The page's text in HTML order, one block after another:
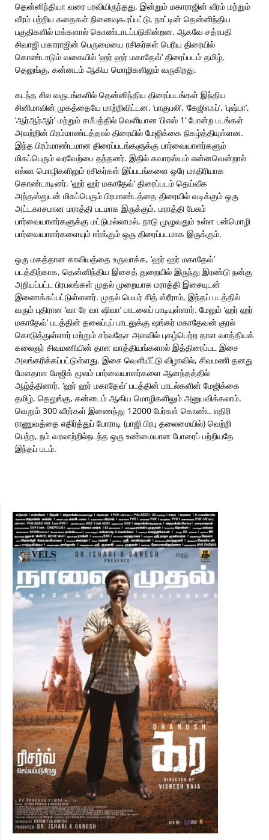
தென்னிந்தியா வரை பரவியிருந்தது. இன்றும் மகாராஜின் வீரம் மற்றும்
வீரம் பற்றிய கதைகள் நினைவுகூரப்பட்டு, நாட்டின் தென்னிந்திய
பகுதிகளில் மக்களால் கொண்டாடப்படுகின்றன. ஆகவே சத்ரபதி
சிவாஜி மகாராஜின் பெருமையை ரசிகர்கள் பெரிய திரையில்
கொண்டாடும் வகையில் ‘ஹர் ஹர் மகாதேவ்’ திரைப்படம் தமிழ்,
தெலுங்கு, கன்னடம் ஆகிய மொழிகளிலும் வருகிறது.
கடந்த சில வருடங்களில் தென்னிந்திய திரைப்படங்கள் இந்திய
சினிமாவின் முகத்தையே மாற்றிவிட்டன. ‘பாகுபலி’, ‘கேஜிஎஃப்’, ‘புஷ்பா’,
‘ஆர்ஆர்ஆர்’ மற்றும் சமீபத்தில் வெளியான ‘பிஎஸ் 1’ போன்ற படங்கள்
அவற்றின் பிரம்மாண்டத்தால் திரையில் மேஜிக்கை நிகழ்த்தியுள்ளன.
இந்த பிரம்மாண்டமான திரைப்படங்களுக்கு பார்வையாளர்களும்
மிகப்பெரும் வரவேற்பை தந்தனர். இதில் சுவாரஸ்யம் என்னவென்றால்
எல்லா மொழிகளிலும் ரசிகர்கள் இப்படங்களை ஒரே மாதிரியாக
கொண்டாடினர். ‘ஹர் ஹர் மகாதேவ்’ திரைப்படம் தெய்வீக
அந்தஸ்துடன் மிகப்பெரும் பிரமாண்டத்தை திரையில் வடிக்கும் ஒரு
அட்டகாசமான மராத்தி படமாக இருக்கும். மராத்தி பேசும்
பார்வையாளர்களுக்கு மட்டுமல்லாமல், நாடு முழுவதும் உள்ள பன்மொழி
பார்வையாளர்களையும் ஈர்க்கும் ஒரு திரைப்படமாக இருக்கும்.
ஒரு மகத்தான காவியத்தை உருவாக்க, ‘ஹர் ஹர் மகாதேவ்’
படத்திற்காக, தென்னிந்திய இசைத் துறையில் இருந்து இரண்டு நன்கு
அறியப்பட்ட பிரபலங்கள் முதல் முறையாக மராத்தி இசையுடன்
இணைக்கப்பட்டுள்ளனர். முதல் பெயர் சித் ஸ்ரீராம், இந்தப் படத்தில்
வரும் புதிரான ‘வா ரே வா ஷிவா’ பாடலைப் பாடியுள்ளார். மேலும் ‘ஹர் ஹர்
மகாதேவ்’ படத்தின் தலைப்புப் பாடலுக்கு ஷங்கர் மகாதேவன் குரல்
கொடுத்துள்ளார் மற்றும் சர்வதேச அளவில் புகழ்பெற்ற தாள வாத்தியக்
கலைஞர் சிவமணியின் தாள வாத்தியங்களால் இத்திரைப்பட இசை
அலங்கரிக்கப்பட்டுள்ளது. இசை வெளியீட்டு விழாவில், சிவமணி தனது
மேளதாள மேஜிக் மூலம் பார்வையாளர்களை ஆனந்தத்தில்
ஆழ்த்தினார். ‘ஹர் ஹர் மகாதேவ்’ படத்தின் பாடல்களின் மேஜிக்கை
தமிழ், தெலுங்கு, கன்னடம் ஆகிய மொழிகளிலும் அனுபவிக்கலாம்.
வெறும் 300 வீரர்கள் இணைந்து 12000 பேர்கள் கொண்ட எதிரி
ராணுவத்தை எதிர்த்துப் போராடி (பாஜி பிரபு தலைமையில்) வெற்றி
பெற்ற, நம் வரலாற்றில்நடந்த ஒரு உண்மையான போரைப் பற்றியதே
இந்தப் படம்.